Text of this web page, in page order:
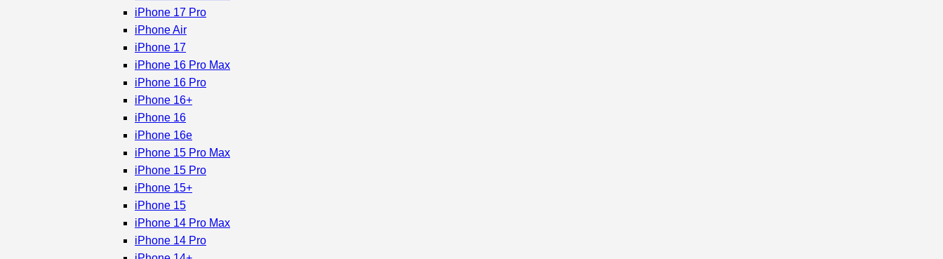
iPhone 17 Pro
iPhone Air
iPhone 17
iPhone 16 Pro Max
iPhone 16 Pro
iPhone 16+
iPhone 16
iPhone 16e
iPhone 15 Pro Max
iPhone 15 Pro
iPhone 15+
iPhone 15
iPhone 14 Pro Max
iPhone 14 Pro